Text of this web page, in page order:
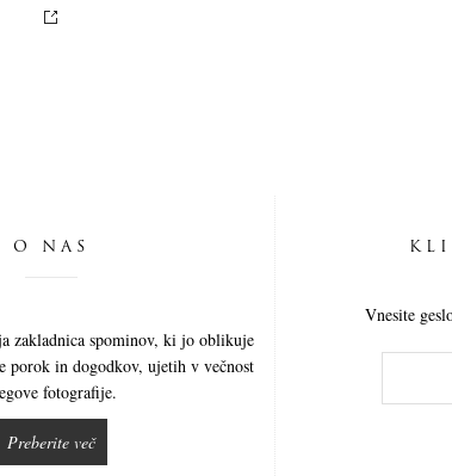
O NAS
zakladnica spominov, ki jo oblikuje
porok in dogodkov, ujetih v večnost
fotografije.
Preberite več
Vnesite